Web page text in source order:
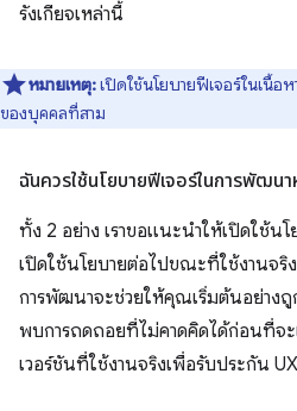
รังเกียจเหล่านี้
หมายเหตุ:เปิดใช้นโยบายฟีเจอร์ในเนื้อ
ของบุคคลที่สาม
ฉันควรใช้นโยบายฟีเจอร์ในการพัฒนา
ทั้ง 2 อย่าง เราขอแนะนำให้เปิดใช้น
เปิดใช้นโยบายต่อไปขณะที่ใช้งานจริง
การพัฒนาจะช่วยให้คุณเริ่มต้นอย่าง
พบการถดถอยที่ไม่คาดคิดได้ก่อนที่จะ
เวอร์ชันที่ใช้งานจริงเพื่อรับประกัน